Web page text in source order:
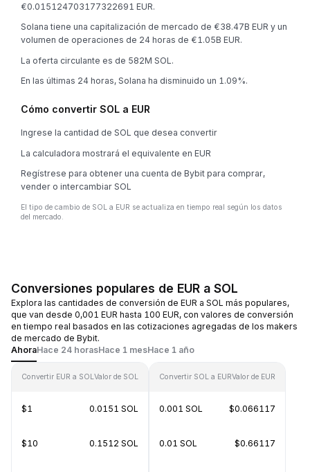
€0.015124703177322691 EUR.
Solana tiene una capitalización de mercado de €38.47B EUR y un
volumen de operaciones de 24 horas de €1.05B EUR.
La oferta circulante es de 582M SOL.
En las últimas 24 horas, Solana ha disminuido un 1.09%.
Cómo convertir SOL a EUR
Ingrese la cantidad de SOL que desea convertir
La calculadora mostrará el equivalente en EUR
Regístrese para obtener una cuenta de Bybit para comprar,
vender o intercambiar SOL
El tipo de cambio de SOL a EUR se actualiza en tiempo real según los datos
del mercado.
Conversiones populares de EUR a SOL
Explora las cantidades de conversión de EUR a SOL más populares,
que van desde 0,001 EUR hasta 100 EUR, con valores de conversión
en tiempo real basados en las cotizaciones agregadas de los makers
de mercado de Bybit.
AhoraHace 24 horasHace 1 mesHace 1 año
Convertir EUR a SOLValor de SOL
$1 0.0151 SOL
$10 0.1512 SOL
Convertir SOL a EURValor de EUR
0.001 SOL $0.066117
0.01 SOL $0.66117